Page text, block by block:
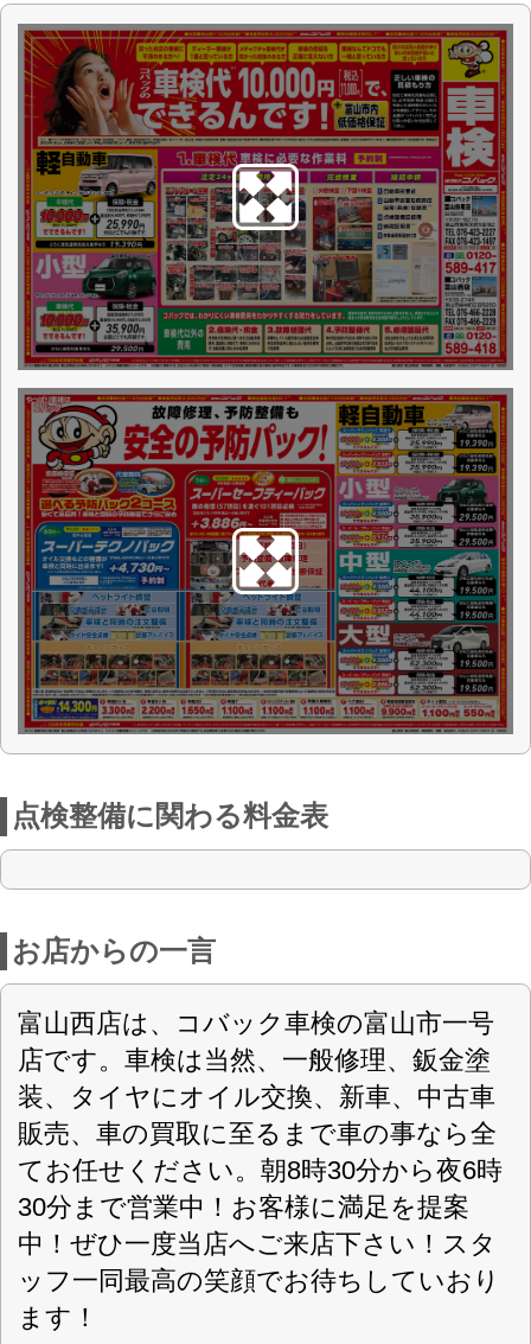
点検整備に関わる料金表
お店からの一言
富山西店は、コバック車検の富山市一号
店です。車検は当然、一般修理、鈑金塗
装、タイヤにオイル交換、新車、中古車
販売、車の買取に至るまで車の事なら全
てお任せください。朝8時30分から夜6時
30分まで営業中！お客様に満足を提案
中！ぜひ一度当店へご来店下さい！スタ
ッフ一同最高の笑顔でお待ちしていおり
ます！
店舗詳細
車検のコバック 富山西店
会社名 (株)モービルハウス
住所 〒939-2745 富山県富山市婦中町広田
FAX番号 076-466-2229
URL https://www.mobilhouse.co.jp/kobac/
営業案内 AM 8:30-PM 18:30
日曜・祝日・GW・夏期休暇・年末年始
対応車種 国産 軽自動車・乗用車・全般
取扱車検
車検
スーパーテクノパック
スーパーセーフティーパック
お支払方法 現金・ローン